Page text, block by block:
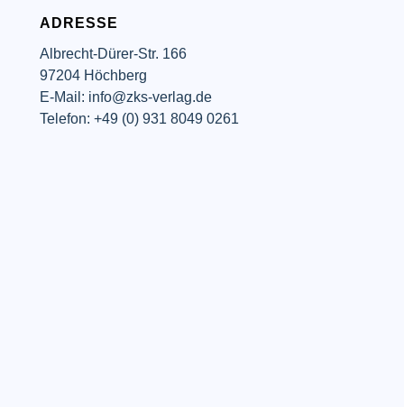
ADRESSE
Albrecht-Dürer-Str. 166
97204 Höchberg
E-Mail: info@zks-verlag.de
Telefon: +49 (0) 931 8049 0261